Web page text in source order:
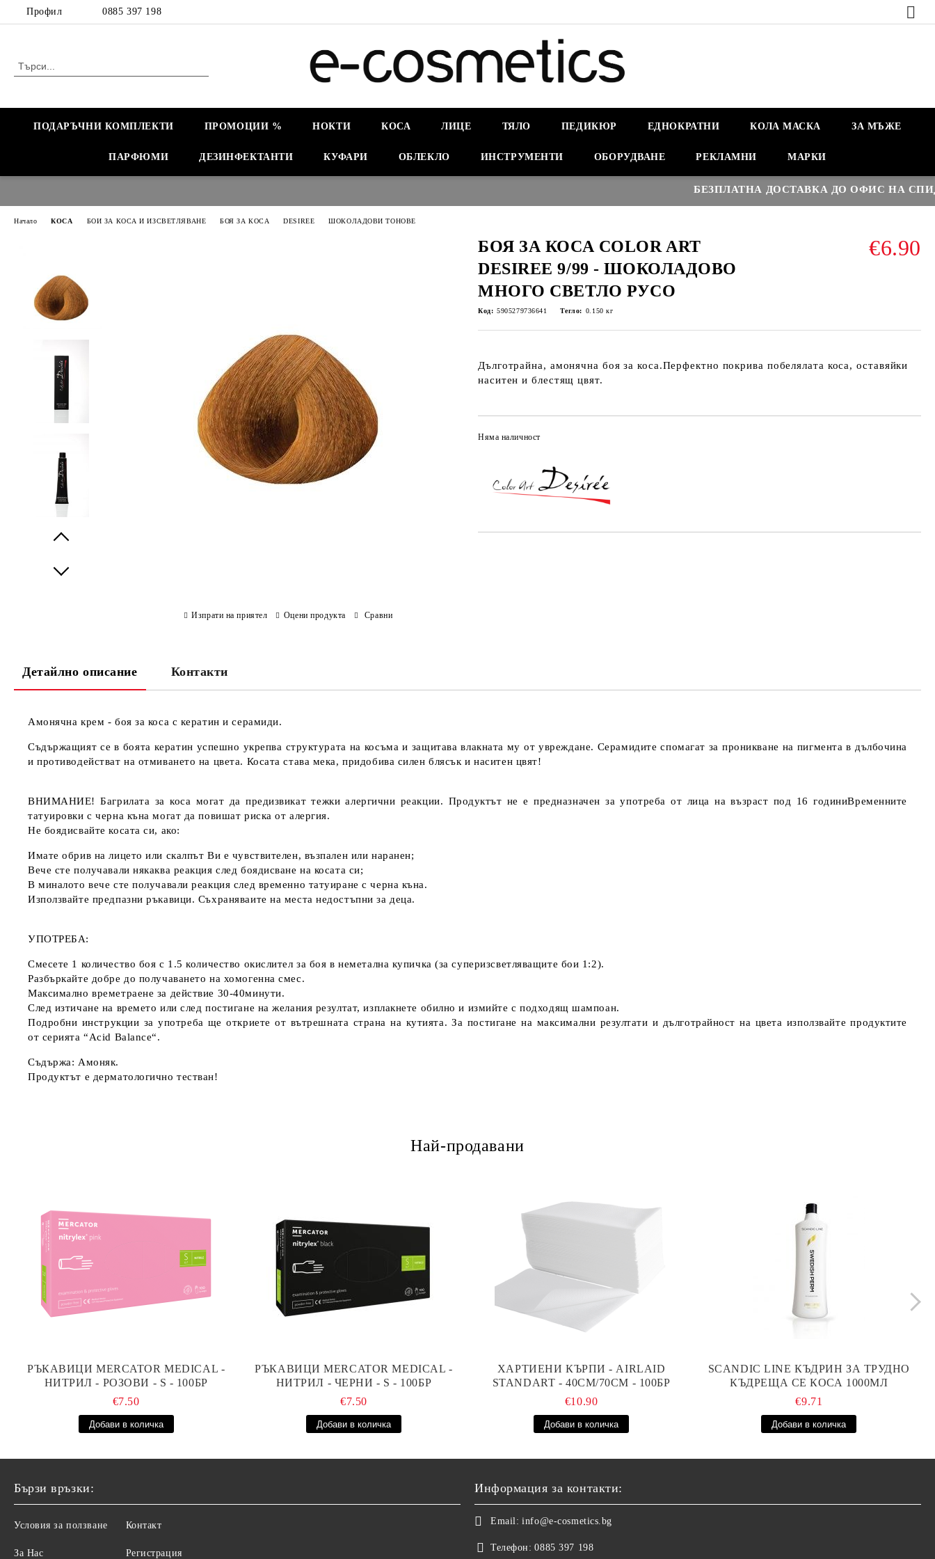
Профил 0885 397 198
ПОДАРЪЧНИ КОМПЛЕКТИ ПРОМОЦИИ % НОКТИ КОСА ЛИЦЕ ТЯЛО ПЕДИКЮР ЕДНОКРАТНИ КОЛА МАСКА ЗА МЪЖЕ
ПАРФЮМИ ДЕЗИНФЕКТАНТИ КУФАРИ ОБЛЕКЛО ИНСТРУМЕНТИ ОБОРУДВАНЕ РЕКЛАМНИ МАРКИ
БЕЗПЛАТНА ДОСТАВКА ДО ОФИС НА СПИДИ
Начало КОСА БОИ ЗА КОСА И ИЗСВЕТЛЯВАНЕ БОЯ ЗА КОСА DESIREE ШОКОЛАДОВИ ТОНОВЕ
БОЯ ЗА КОСА COLOR ART
DESIREE 9/99 - ШОКОЛАДОВО
МНОГО СВЕТЛО РУСО
€6.90
Код: 5905279736641 Тегло: 0.150 кг
Дълготрайна, амонячна боя за коса.Перфектно покрива побелялата коса, оставяйки
наситен и блестящ цвят.
Няма наличност
Изпрати на приятел Оцени продукта Сравни
Детайлно описание Контакти
Амонячна крем - боя за коса с кератин и серамиди.
Съдържащият се в боята кератин успешно укрепва структурата на косъма и защитава влакната му от увреждане. Серамидите спомагат за проникване на пигмента в дълбочина
и противодействат на отмиването на цвета. Косата става мека, придобива силен блясък и наситен цвят!
ВНИМАНИЕ! Багрилата за коса могат да предизвикат тежки алергични реакции. Продуктът не е предназначен за употреба от лица на възраст под 16 годиниВременните
татуировки с черна къна могат да повишат риска от алергия.
Не боядисвайте косата си, ако:
Имате обрив на лицето или скалпът Ви е чувствителен, възпален или наранен;
Вече сте получавали някаква реакция след боядисване на косата си;
В миналото вече сте получавали реакция след временно татуиране с черна къна.
Използвайте предпазни ръкавици. Съхраняваите на места недостъпни за деца.
УПОТРЕБА:
Смесете 1 количество боя с 1.5 количество окислител за боя в неметална купичка (за суперизсветляващите бои 1:2).
Разбъркайте добре до получаването на хомогенна смес.
Максимално времетраене за действие 30-40минути.
След изтичане на времето или след постигане на желания резултат, изплакнете обилно и измийте с подходящ шампоан.
Подробни инструкции за употреба ще откриете от вътрешната страна на кутията. За постигане на максимални резултати и дълготрайност на цвета използвайте продуктите
от серията “Acid Balance“.
Съдържа: Амоняк.
Продуктът е дерматологично тестван!
Най-продавани
РЪКАВИЦИ MERCATOR MEDICAL -
НИТРИЛ - РОЗОВИ - S - 100БР
€7.50
РЪКАВИЦИ MERCATOR MEDICAL -
НИТРИЛ - ЧЕРНИ - S - 100БР
€7.50
ХАРТИЕНИ КЪРПИ - AIRLAID
STANDART - 40СМ/70СМ - 100БР
€10.90
SCANDIC LINE КЪДРИН ЗА ТРУДНО
КЪДРЕЩА СЕ КОСА 1000МЛ
€9.71
Бързи връзки:
Условия за ползване
За Нас
Контакт
Регистрация
Информация за контакти:
Email: info@e-cosmetics.bg
Телефон: 0885 397 198